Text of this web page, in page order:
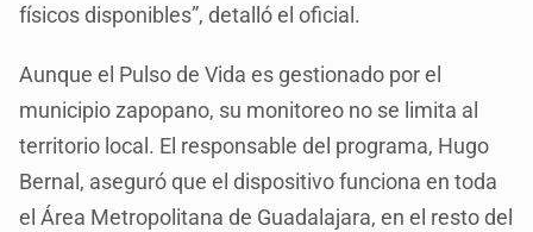
físicos disponibles”, detalló el oficial.
Aunque el Pulso de Vida es gestionado por el
municipio zapopano, su monitoreo no se limita al
territorio local. El responsable del programa, Hugo
Bernal, aseguró que el dispositivo funciona en toda
el Área Metropolitana de Guadalajara, en el resto del